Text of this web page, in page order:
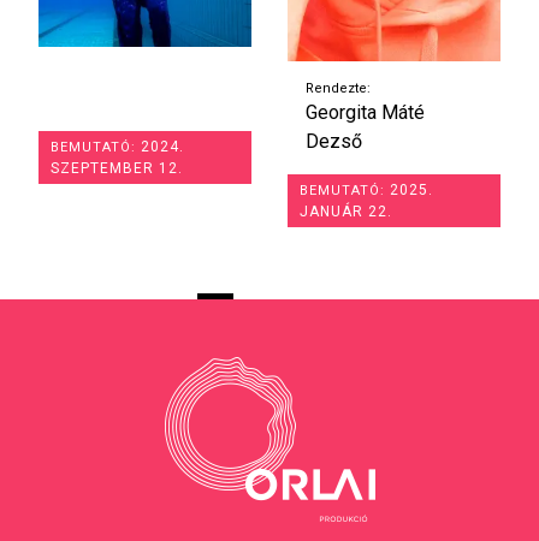
BEMUTATÓ: 2024.
SZEPTEMBER 12.
Rendezte:
Georgita Máté
Dezső
BEMUTATÓ: 2025.
JANUÁR 22.